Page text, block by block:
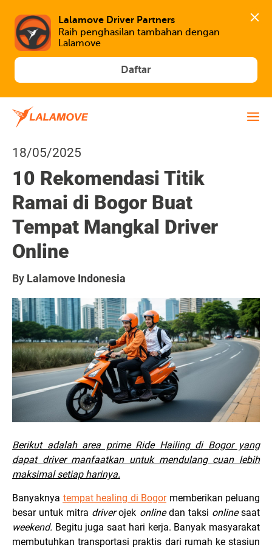
Lalamove Driver Partners
Raih penghasilan tambahan dengan
Lalamove
Daftar
18/05/2025
10 Rekomendasi Titik
Ramai di Bogor Buat
Tempat Mangkal Driver
Online
By Lalamove Indonesia
Berikut adalah area prime Ride Hailing di Bogor yang
dapat driver manfaatkan untuk mendulang cuan lebih
maksimal setiap harinya.
Banyaknya tempat healing di Bogormemberikan peluang
besar untuk mitra driverojek onlinedan taksi onlinesaat
weekend. Begitu juga saat hari kerja. Banyak masyarakat
membutuhkan transportasi praktis dari rumah ke stasiun